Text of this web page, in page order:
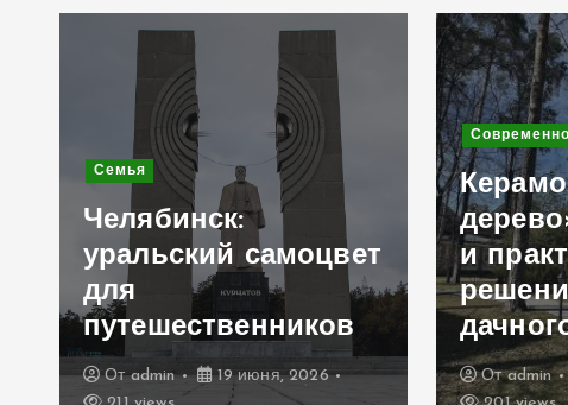
Современное строительство
Керамогранит «под
дерево»: стильное
и практичное
решение для
дачного домика
Отadmin
19 июня, 2026